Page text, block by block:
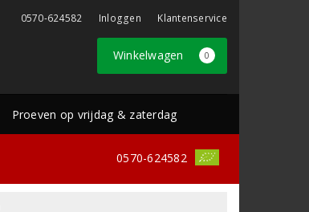
0570-624582 Inloggen Klantenservice
Winkelwagen 0
Proeven op vrijdag & zaterdag
0570-624582